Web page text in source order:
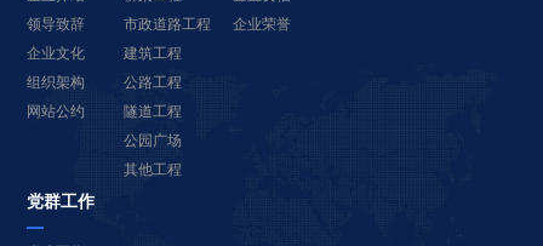
领导致辞
企业文化
组织架构
网站公约
市政道路工程
建筑工程
公路工程
隧道工程
公园广场
其他工程
企业荣誉
党群工作